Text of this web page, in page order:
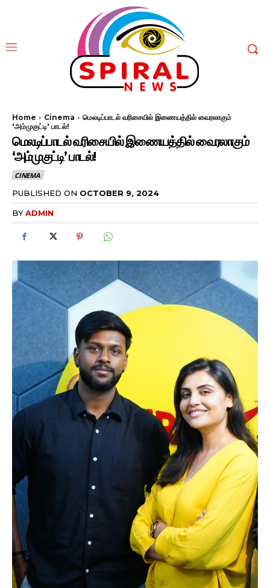
Home Cinema
மெலடிப்பாடல் வரிசையில் இணையத்தில் வைரலாகும்
'அம்முகுட்டி' பாடல்!
மெலடிப்பாடல் வரிசையில் இணையத்தில் வைரலாகும்
‘அம்முகுட்டி’ பாடல்!
CINEMA
PUBLISHED ON OCTOBER 9, 2024
BYADMIN